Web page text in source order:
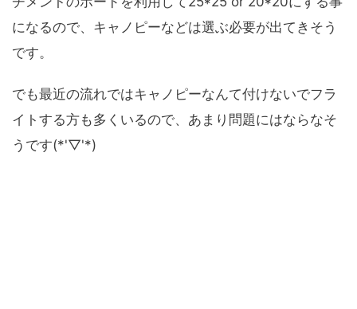
になるので、キャノピーなどは選ぶ必要が出てきそう
です。
でも最近の流れではキャノピーなんて付けないでフラ
イトする方も多くいるので、あまり問題にはならなそ
うです(*'▽'*)